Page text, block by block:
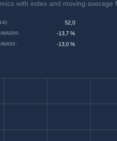
with index and moving average
MA200: -13,7 %
: 52,0
MA50: -13,0 %